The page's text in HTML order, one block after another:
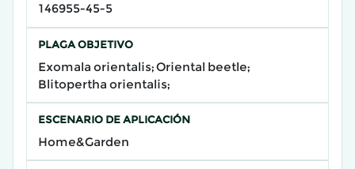
146955-45-5
PLAGA OBJETIVO
Exomala orientalis; Oriental beetle;
Blitopertha orientalis;
ESCENARIO DE APLICACIÓN
Home&Garden